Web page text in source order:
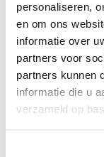
personaliseren,
en om ons
informatie over
partners voor
partners kunnen
informatie die u
verzameld op
inleg (deels)
Belangrijk dus
missen en je je
vervolgens
versnellen.”